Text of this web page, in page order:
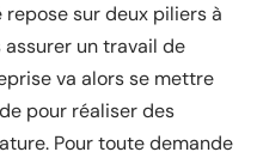
sur deux piliers à
assurer un travail de
va alors se mettre
pour réaliser des
Pour toute demande